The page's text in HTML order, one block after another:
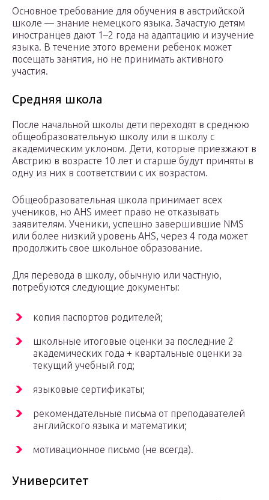
Основное требование для обучения в австрийской
школе — знание немецкого языка. Зачастую детям
иностранцев дают 1–2 года на адаптацию и изучение
языка. В течение этого времени ребенок может
посещать занятия, но не принимать активного
участия.
Средняя школа
После начальной школы дети переходят в среднюю
общеобразовательную школу или в школу с
академическим уклоном. Дети, которые приезжают в
Австрию в возрасте 10 лет и старше будут приняты в
одну из них в соответствии с их возрастом.
Общеобразовательная школа принимает всех
учеников, но AHS имеет право не отказывать
заявителям. Ученики, успешно завершившие NMS
или более низкий уровень AHS, через 4 года может
продолжить свое школьное образование.
Для перевода в школу, обычную или частную,
потребуются следующие документы:
копия паспортов родителей;
школьные итоговые оценки за последние 2
академических года + квартальные оценки за
текущий учебный год;
языковые сертификаты;
рекомендательные письма от преподавателей
английского языка и математики;
мотивационное письмо (не всегда).
Университет